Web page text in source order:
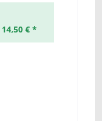
14,50 € *